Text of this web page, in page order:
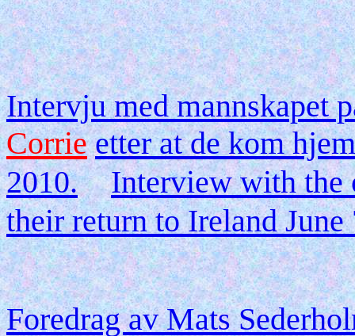
Intervju med mannskapet
Corrie etter at de kom
2010.
Interview with the
their return to Ireland June
Foredrag av Mats